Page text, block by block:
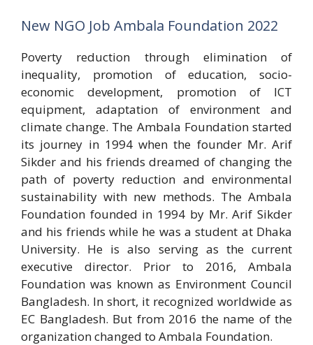
New NGO Job Ambala Foundation 2022
Poverty reduction through elimination of
inequality, promotion of education, socio-
economic development, promotion of ICT
equipment, adaptation of environment and
climate change. The Ambala Foundation started
its journey in 1994 when the founder Mr. Arif
Sikder and his friends dreamed of changing the
path of poverty reduction and environmental
sustainability with new methods. The Ambala
Foundation founded in 1994 by Mr. Arif Sikder
and his friends while he was a student at Dhaka
University. He is also serving as the current
executive director. Prior to 2016, Ambala
Foundation was known as Environment Council
Bangladesh. In short, it recognized worldwide as
EC Bangladesh. But from 2016 the name of the
organization changed to Ambala Foundation.